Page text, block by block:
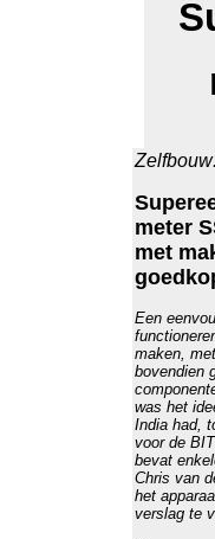
meter
met
Een
maken,
bovendien
was het
India had,
voor de
bevat
Chris van
het
verslag te